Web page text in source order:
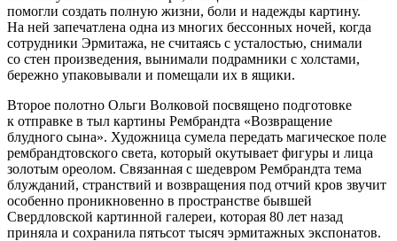
помогли создать полную жизни, боли и надежды картину.
На ней запечатлена одна из многих бессонных ночей, когда
сотрудники Эрмитажа, не считаясь с усталостью, снимали
со стен произведения, вынимали подрамники с холстами,
бережно упаковывали и помещали их в ящики.
Второе полотно Ольги Волковой посвящено подготовке
к отправке в тыл картины Рембрандта «Возвращение
блудного сына». Художница сумела передать магическое поле
рембрандтовского света, который окутывает фигуры и лица
золотым ореолом. Связанная с шедевром Рембрандта тема
блужданий, странствий и возвращения под отчий кров звучит
особенно проникновенно в пространстве бывшей
Свердловской картинной галереи, которая 80 лет назад
приняла и сохранила пятьсот тысяч эрмитажных экспонатов.